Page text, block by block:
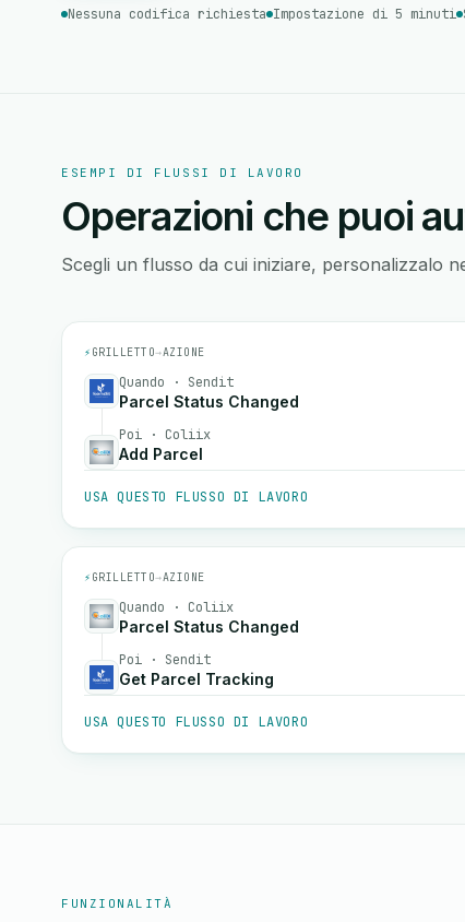
Nessuna codifica richiesta Impostazione di 5 minuti
ESEMPI DI FLUSSI DI LAVORO
Operazioni che puoi
Scegli un flusso da cui iniziare, personalizzalo
⚡ GRILLETTO→AZIONE
Quando · Sendit
Parcel Status Changed
Poi · Coliix
Add Parcel
USA QUESTO FLUSSO DI LAVORO
⚡ GRILLETTO→AZIONE
Quando · Coliix
Parcel Status Changed
Poi · Sendit
Get Parcel Tracking
USA QUESTO FLUSSO DI LAVORO
FUNZIONALITÀ